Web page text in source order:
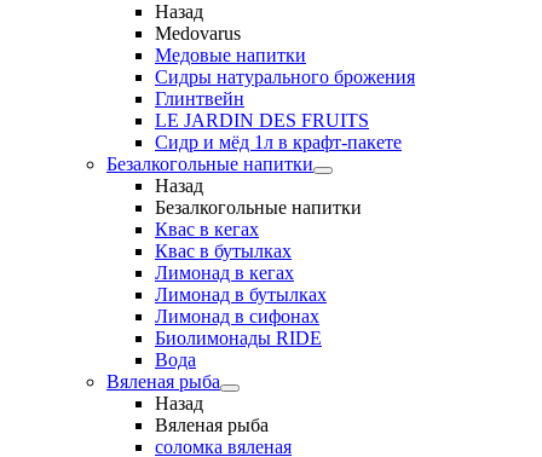
Назад
Medovarus
Медовые напитки
Сидры натурального брожения
Глинтвейн
LE JARDIN DES FRUITS
Сидр и мёд 1л в крафт-пакете
Безалкогольные напитки
Назад
Безалкогольные напитки
Квас в кегах
Квас в бутылках
Лимонад в кегах
Лимонад в бутылках
Лимонад в сифонах
Биолимонады RIDE
Вода
Вяленая рыба
Назад
Вяленая рыба
соломка вяленая